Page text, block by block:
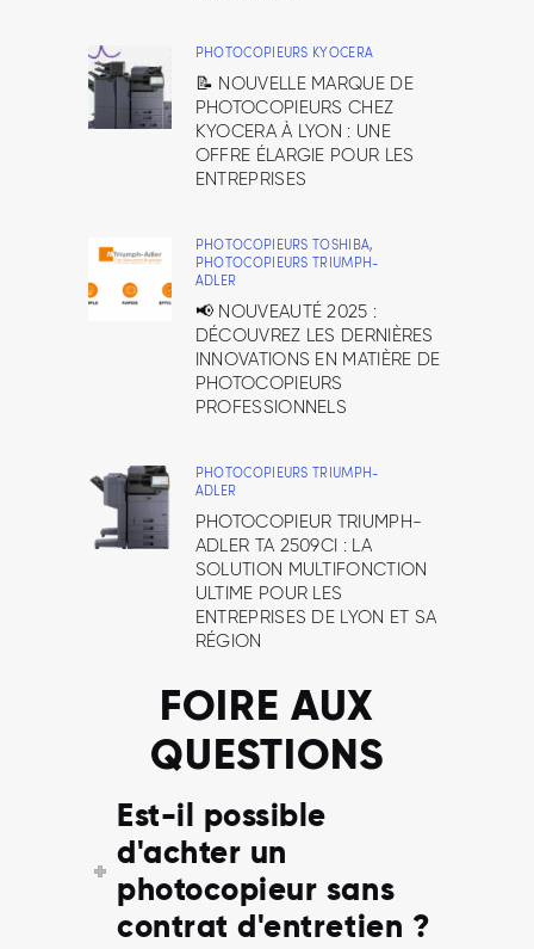
PHOTOCOPIEURS KYOCERA
📝 NOUVELLE MARQUE DE
PHOTOCOPIEURS CHEZ
KYOCERA À LYON : UNE
OFFRE ÉLARGIE POUR LES
ENTREPRISES
PHOTOCOPIEURS TOSHIBA,
PHOTOCOPIEURS TRIUMPH-
ADLER
📢 NOUVEAUTÉ 2025 :
DÉCOUVREZ LES DERNIÈRES
INNOVATIONS EN MATIÈRE DE
PHOTOCOPIEURS
PROFESSIONNELS
PHOTOCOPIEURS TRIUMPH-
ADLER
PHOTOCOPIEUR TRIUMPH-
ADLER TA 2509CI : LA
SOLUTION MULTIFONCTION
ULTIME POUR LES
ENTREPRISES DE LYON ET SA
RÉGION
FOIRE AUX
QUESTIONS
Est-il possible
d'achter un
photocopieur sans
contrat d'entretien ?